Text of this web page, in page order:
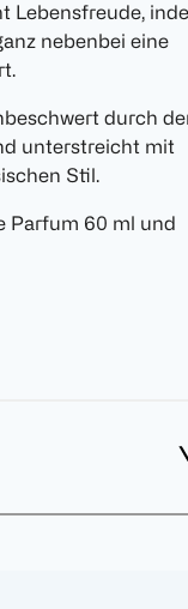
Lebensfreude,
nebenbei eine
durch
unterstreicht mit
Stil.
Parfum 60 ml und